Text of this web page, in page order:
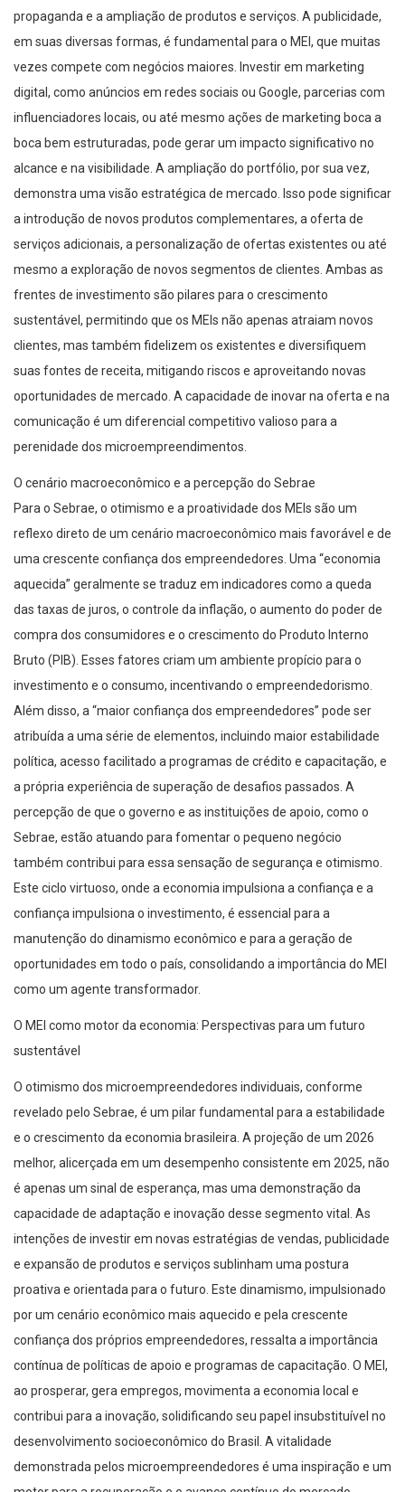
propaganda e a ampliação de produtos e serviços. A publicidade,
em suas diversas formas, é fundamental para o MEI, que muitas
vezes compete com negócios maiores. Investir em marketing
digital, como anúncios em redes sociais ou Google, parcerias com
influenciadores locais, ou até mesmo ações de marketing boca a
boca bem estruturadas, pode gerar um impacto significativo no
alcance e na visibilidade. A ampliação do portfólio, por sua vez,
demonstra uma visão estratégica de mercado. Isso pode significar
a introdução de novos produtos complementares, a oferta de
serviços adicionais, a personalização de ofertas existentes ou até
mesmo a exploração de novos segmentos de clientes. Ambas as
frentes de investimento são pilares para o crescimento
sustentável, permitindo que os MEIs não apenas atraiam novos
clientes, mas também fidelizem os existentes e diversifiquem
suas fontes de receita, mitigando riscos e aproveitando novas
oportunidades de mercado. A capacidade de inovar na oferta e na
comunicação é um diferencial competitivo valioso para a
perenidade dos microempreendimentos.
O cenário macroeconômico e a percepção do Sebrae
Para o Sebrae, o otimismo e a proatividade dos MEIs são um
reflexo direto de um cenário macroeconômico mais favorável e de
uma crescente confiança dos empreendedores. Uma “economia
aquecida” geralmente se traduz em indicadores como a queda
das taxas de juros, o controle da inflação, o aumento do poder de
compra dos consumidores e o crescimento do Produto Interno
Bruto (PIB). Esses fatores criam um ambiente propício para o
investimento e o consumo, incentivando o empreendedorismo.
Além disso, a “maior confiança dos empreendedores” pode ser
atribuída a uma série de elementos, incluindo maior estabilidade
política, acesso facilitado a programas de crédito e capacitação, e
a própria experiência de superação de desafios passados. A
percepção de que o governo e as instituições de apoio, como o
Sebrae, estão atuando para fomentar o pequeno negócio
também contribui para essa sensação de segurança e otimismo.
Este ciclo virtuoso, onde a economia impulsiona a confiança e a
confiança impulsiona o investimento, é essencial para a
manutenção do dinamismo econômico e para a geração de
oportunidades em todo o país, consolidando a importância do MEI
como um agente transformador.
O MEI como motor da economia: Perspectivas para um futuro
sustentável
O otimismo dos microempreendedores individuais, conforme
revelado pelo Sebrae, é um pilar fundamental para a estabilidade
e o crescimento da economia brasileira. A projeção de um 2026
melhor, alicerçada em um desempenho consistente em 2025, não
é apenas um sinal de esperança, mas uma demonstração da
capacidade de adaptação e inovação desse segmento vital. As
intenções de investir em novas estratégias de vendas, publicidade
e expansão de produtos e serviços sublinham uma postura
proativa e orientada para o futuro. Este dinamismo, impulsionado
por um cenário econômico mais aquecido e pela crescente
confiança dos próprios empreendedores, ressalta a importância
contínua de políticas de apoio e programas de capacitação. O MEI,
ao prosperar, gera empregos, movimenta a economia local e
contribui para a inovação, solidificando seu papel insubstituível no
desenvolvimento socioeconômico do Brasil. A vitalidade
demonstrada pelos microempreendedores é uma inspiração e um